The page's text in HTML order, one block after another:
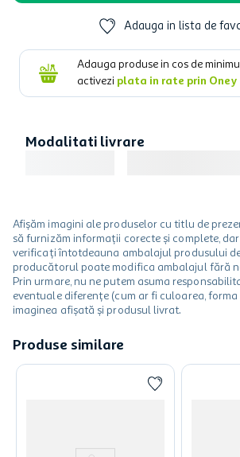
Adauga in lista de
Adauga produse in cos de
activezi plata in rate prin Oney
Modalitati livrare
Afișăm imagini ale produselor cu titlu de
să furnizăm informații corecte și complete,
verificați întotdeauna ambalajul produsului
producătorul poate modifica ambalajul fără
Prin urmare, nu ne putem asuma
eventuale diferențe (cum ar fi culoarea,
imaginea afișată și produsul livrat.
Produse similare